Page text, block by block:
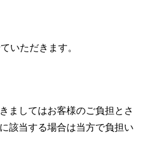
いただきます。
ましてはお客様のご負担とさ
該当する場合は当方で負担い